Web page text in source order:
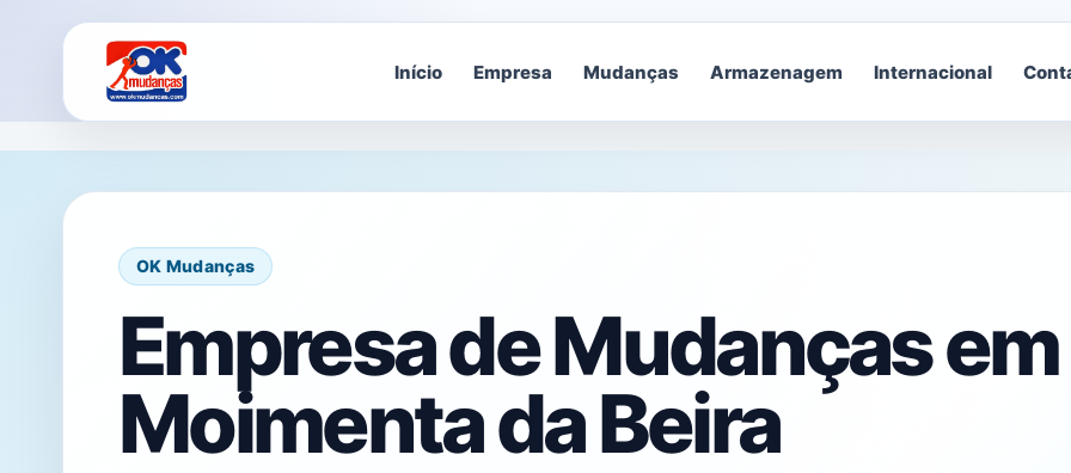
Início Empresa Mudanças Armazenagem Internacional
OK Mudanças
Empresa de Mudanças em
Moimenta da Beira